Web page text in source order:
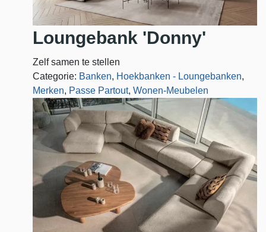
Loungebank 'Donny'
Zelf samen te stellen
Categorie: Banken, Hoekbanken - Loungebanken,
Merken, Passe Partout, Wonen-Meubelen